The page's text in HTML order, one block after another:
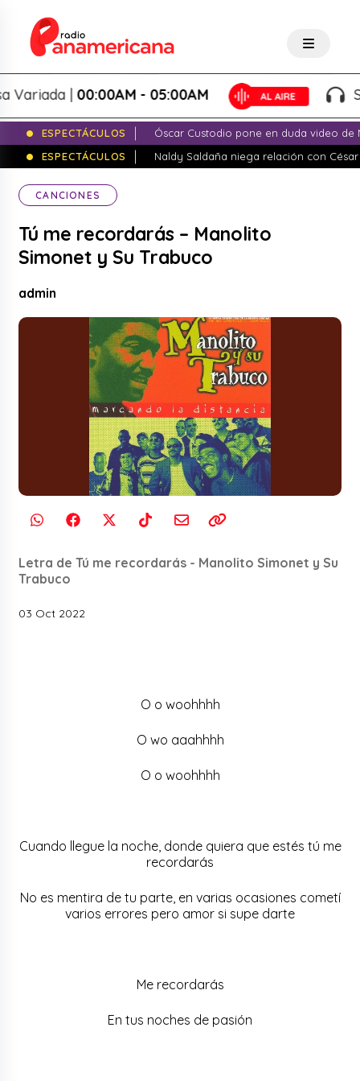
|00:00AM - 05:00AM Salsa
ESPECTÁCULOS
Óscar Custodio pone en duda video de
ESPECTÁCULOS
Naldy Saldaña niega relación con
CANCIONES
Tú me recordarás – Manolito
Simonet y Su Trabuco
admin
Letra de Tú me recordarás - Manolito Simonet y Su
Trabuco
03 Oct 2022
O o woohhhh
O wo aaahhhh
O o woohhhh
Cuando llegue la noche, donde quiera que estés tú me
recordarás
No es mentira de tu parte, en varias ocasiones cometí
varios errores pero amor si supe darte
Me recordarás
En tus noches de pasión